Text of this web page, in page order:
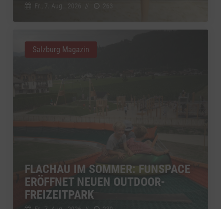
Fr., 7. Aug.. 2026 263
FLACHAU IM SOMMER: FUNSPACE
ERÖFFNET NEUEN OUTDOOR-
FREIZEITPARK
Salzburg Magazin